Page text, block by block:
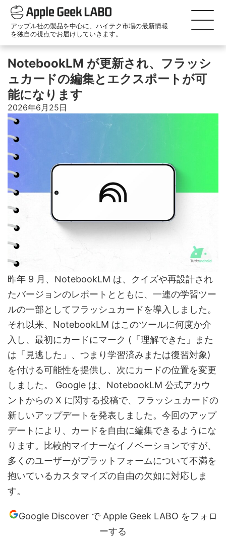
アップル社の製品を中心に、ハイテク市場の最新情報
を独自の視点でお届けしていきます。
NotebookLM が更新され、フラッシ
ュカードの編集とエクスポートが可
能になります
2026年6月25日
昨年 9 月、NotebookLM は、クイズや再設計され
たバージョンのレポートとともに、一連の学習ツー
ルの一部としてフラッシュカードを導入しました。
それ以来、NotebookLM はこのツールに何度か介
入し、最初にカードにマーク (「理解できた」また
は「見逃した」、つまり学習済みまたは復習対象)
を付ける可能性を提供し、次にカードの位置を変更
しました。 Google は、NotebookLM 公式アカウ
ントからの X に関する投稿で、フラッシュカードの
新しいアップデートを発表しました。今回のアップ
デートにより、カードを自由に編集できるようにな
ります。比較的マイナーなイノベーションですが、
多くのユーザーがプラットフォームについて不満を
抱いているカスタマイズの自由の欠如に対応しま
す。
Google Discover で Apple Geek LABO をフォロ
ーする